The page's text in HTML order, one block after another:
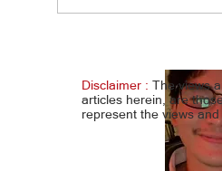
Walang bagyo... Baha,
Disclaimer : The views
articles herein, are
represent the views